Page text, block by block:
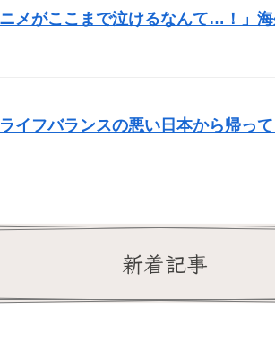
メがここまで泣けるなんて…！」
イフバランスの悪い日本から帰っ
新着記事